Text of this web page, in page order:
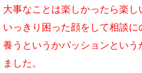
大事なことは楽しかったら楽
いっきり困った顔をして相談
養うというかパッションとい
ました。